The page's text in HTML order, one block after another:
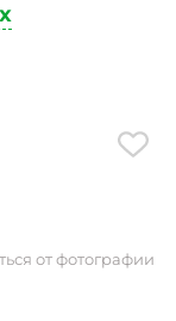
от фотографии